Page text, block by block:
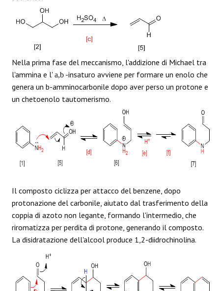
Nella prima fase del meccanismo, l'addizione di Michael tra
l'ammina e l'a,b -insaturo avviene per formare un enolo che
genera un b-amminocarbonile dopo aver perso un protone e
un chetoenolo tautomerismo.
Il composto ciclizza per attacco del benzene, dopo
protonazione del carbonile, aiutato dal trasferimento della
coppia di azoto non legante, formando l'intermedio, che
riromatizza per perdita di protone, generando il composto.
La disidratazione dell'alcool produce 1,2-diidrochinolina.